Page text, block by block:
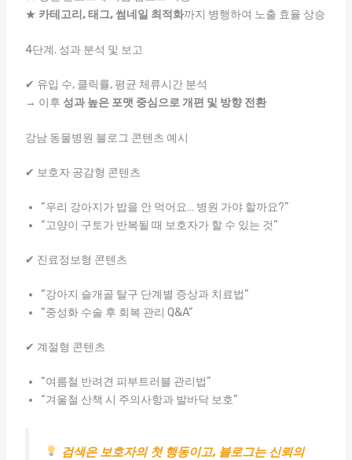
★ 카테고리, 태그, 썸네일 최적화까지 병행하여 노출 효율 상승
4단계. 성과 분석 및 보고
✔ 유입 수, 클릭률, 평균 체류시간 분석
→ 이후 성과 높은 포맷 중심으로 개편 및 방향 전환
강남 동물병원 블로그 콘텐츠 예시
✔ 보호자 공감형 콘텐츠
“우리 강아지가 밥을 안 먹어요… 병원 가야 할까요?”
“고양이 구토가 반복될 때 보호자가 할 수 있는 것”
✔ 진료정보형 콘텐츠
“강아지 슬개골 탈구 단계별 증상과 치료법”
“중성화 수술 후 회복 관리 Q&A”
✔ 계절형 콘텐츠
“여름철 반려견 피부트러블 관리법”
“겨울철 산책 시 주의사항과 발바닥 보호”
검색은 보호자의 첫 행동이고, 블로그는 신뢰의